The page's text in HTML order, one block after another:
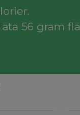
56 gram